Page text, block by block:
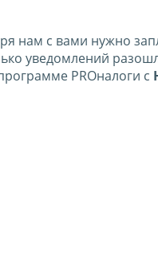
нам с вами нужно
уведомлений
PROналоги с